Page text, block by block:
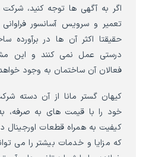
اگر به آگهی ها توجه کنید،
تعمیر و سرویس آسانسور
حقیقتا اکثر آن ها در برآورده
درستی عمل نمی کنند و این
فعالان آن ساختمان به وجود
کیهان گستر مانا از آن دسته
خود را با قیمت های به صرفه،
کیفیت به همراه قطعات اورجینال
که مزایا و خدمات بیشتر را می